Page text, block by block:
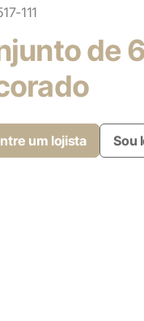
111
de
um lojista Sou